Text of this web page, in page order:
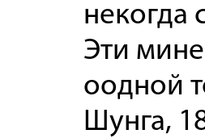
некогда
Эти
оодной
Шунга,